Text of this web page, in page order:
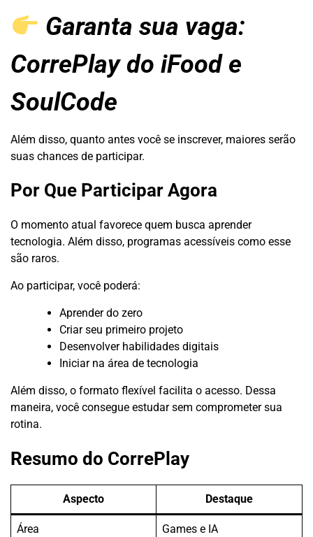
Garanta sua vaga:
CorrePlay do iFood e
SoulCode
Além disso, quanto antes você se inscrever, maiores serão
suas chances de participar.
Por Que Participar Agora
O momento atual favorece quem busca aprender
tecnologia. Além disso, programas acessíveis como esse
são raros.
Ao participar, você poderá:
Aprender do zero
Criar seu primeiro projeto
Desenvolver habilidades digitais
Iniciar na área de tecnologia
Além disso, o formato flexível facilita o acesso. Dessa
maneira, você consegue estudar sem comprometer sua
rotina.
Resumo do CorrePlay
Aspecto Destaque
Área Games e IA